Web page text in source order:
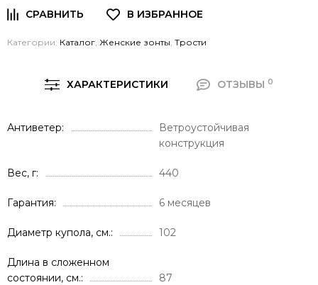
Категории: Каталог, Женские зонты, Трости
ХАРАКТЕРИСТИКИ ОТЗЫВЫ 0
Антиветер
Ветроустойчивая
конструкция
Вес, г 440
Гарантия 6 месяцев
Диаметр купола, см. 102
Длина в сложенном
состоянии, см.
87